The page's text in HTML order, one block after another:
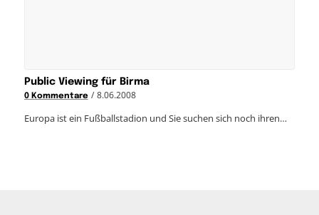
Public Viewing für Birma
0 Kommentare / 8.06.2008
Europa ist ein Fußballstadion und Sie suchen sich noch ihren…